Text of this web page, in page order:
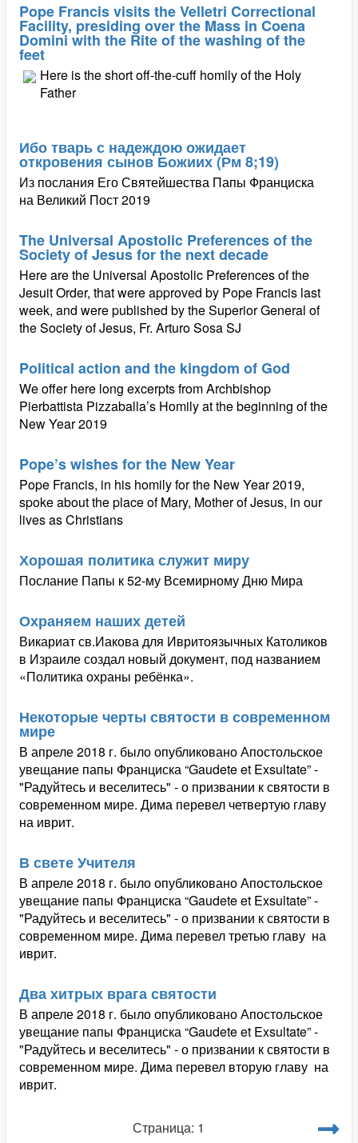
Pope Francis visits the Velletri Correctional
Facility, presiding over the Mass in Coena
Domini with the Rite of the washing of the
feet
Here is the short off-the-cuff homily of the Holy
Father
Ибо тварь с надеждою ожидает
откровения сынов Божиих (Рм 8;19)
Из послания Его Святейшества Папы Франциска
на Великий Пост 2019
The Universal Apostolic Preferences of the
Society of Jesus for the next decade
Here are the Universal Apostolic Preferences of the
Jesuit Order, that were approved by Pope Francis last
week, and were published by the Superior General of
the Society of Jesus, Fr. Arturo Sosa SJ
Political action and the kingdom of God
We offer here long excerpts from Archbishop
Pierbattista Pizzaballa’s Homily at the beginning of the
New Year 2019
Pope’s wishes for the New Year
Pope Francis, in his homily for the New Year 2019,
spoke about the place of Mary, Mother of Jesus, in our
lives as Christians
Хорошая политика служит миру
Послание Папы к 52-му Всемирному Дню Мира
Охраняем наших детей
Викариат св.Иакова для Ивритоязычных Католиков
в Израиле создал новый документ, под названием
«Политика охраны ребёнка».
Некоторые черты святости в современном
мире
В апреле 2018 г. было опубликовано Апостольское
увещание папы Франциска “Gaudete et Exsultate” -
"Радуйтесь и веселитесь" - о призвании к святости в
современном мире. Дима перевел четвертую главу
на иврит.
В свете Учителя
В апреле 2018 г. было опубликовано Апостольское
увещание папы Франциска “Gaudete et Exsultate” -
"Радуйтесь и веселитесь" - о призвании к святости в
современном мире. Дима перевел третью главу на
иврит.
Два хитрых врага святости
В апреле 2018 г. было опубликовано Апостольское
увещание папы Франциска “Gaudete et Exsultate” -
"Радуйтесь и веселитесь" - о призвании к святости в
современном мире. Дима перевел вторую главу на
иврит.
Страница: 1